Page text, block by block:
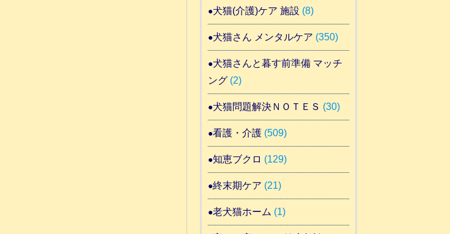
犬猫(介護)ケア 施設 (8)
犬猫さん メンタルケア (350)
犬猫さんと暮す前準備 マッチ
ング(2)
犬猫問題解決ＮＯＴＥＳ (30)
看護・介護(509)
知恵ブクロ (129)
終末期ケア (21)
老犬猫ホーム (1)